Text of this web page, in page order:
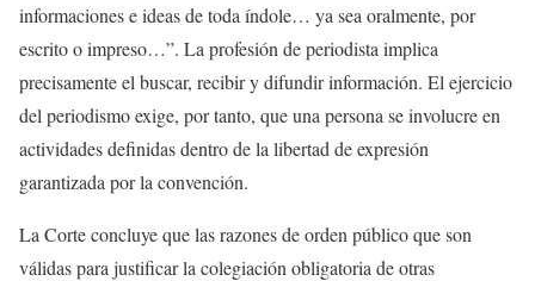
informaciones e ideas de toda índole… ya sea oralmente, por
escrito o impreso…”. La profesión de periodista implica
precisamente el buscar, recibir y difundir información. El ejercicio
del periodismo exige, por tanto, que una persona se involucre en
actividades definidas dentro de la libertad de expresión
garantizada por la convención.
La Corte concluye que las razones de orden público que son
válidas para justificar la colegiación obligatoria de otras